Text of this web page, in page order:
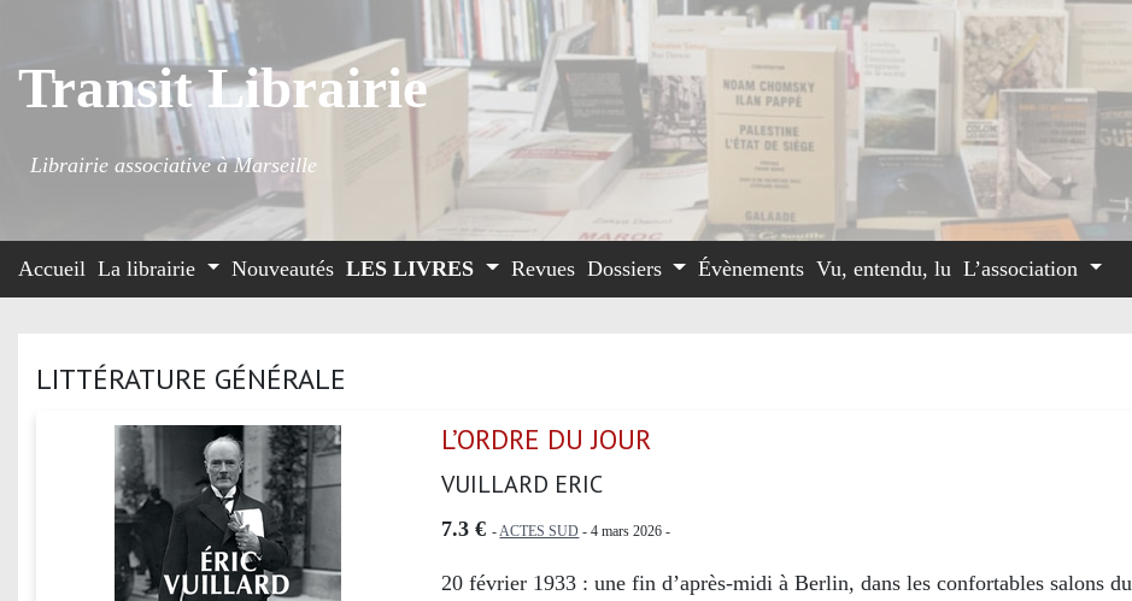
Transit Librairie
Librairie associative à Marseille
Accueil La librairie Nouveautés LES LIVRES Revues Dossiers Évènements Vu, entendu, lu L’association
LITTÉRATURE GÉNÉRALE
L’ORDRE DU JOUR
VUILLARD ERIC
7.3 € - ACTES SUD - 4 mars 2026 -
20 février 1933 : une fin d’après-midi à Berlin, dans les confortables salons du